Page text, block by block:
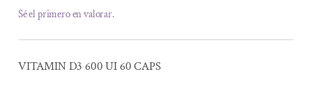
Sé el primero en valorar.
VITAMIN D3 600 UI 60 CAPS